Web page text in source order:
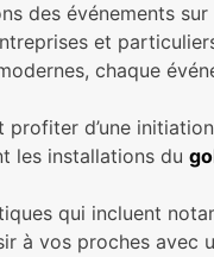
des événements
et
chaque
profiter d’une
les installations du
qui incluent
à vos proches avec